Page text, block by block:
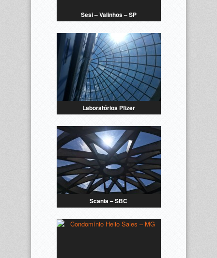
Sesi – Valinhos – SP
Laboratórios Pfizer
Scania – SBC